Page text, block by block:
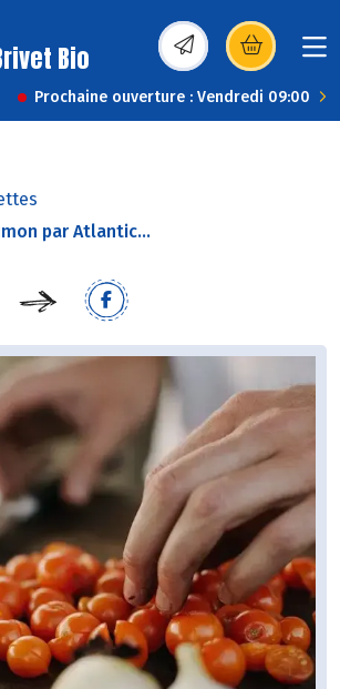
Bio (s’ouvre dans une
Prochaine ouverture : Vendredi 09:00
par Atlantic...